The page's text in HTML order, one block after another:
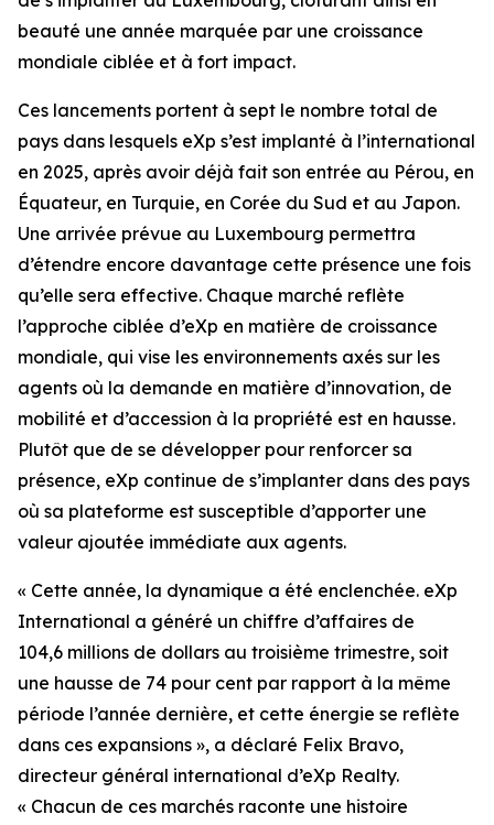
beauté une année marquée par une croissance
mondiale ciblée et à fort impact.
Ces lancements portent à sept le nombre total de
pays dans lesquels eXp s’est implanté à l’international
en 2025, après avoir déjà fait son entrée au Pérou, en
Équateur, en Turquie, en Corée du Sud et au Japon.
Une arrivée prévue au Luxembourg permettra
d’étendre encore davantage cette présence une fois
qu’elle sera effective. Chaque marché reflète
l’approche ciblée d’eXp en matière de croissance
mondiale, qui vise les environnements axés sur les
agents où la demande en matière d’innovation, de
mobilité et d’accession à la propriété est en hausse.
Plutôt que de se développer pour renforcer sa
présence, eXp continue de s’implanter dans des pays
où sa plateforme est susceptible d’apporter une
valeur ajoutée immédiate aux agents.
« Cette année, la dynamique a été enclenchée. eXp
International a généré un chiffre d’affaires de
104,6 millions de dollars au troisième trimestre, soit
une hausse de 74 pour cent par rapport à la même
période l’année dernière, et cette énergie se reflète
dans ces expansions », a déclaré Felix Bravo,
directeur général international d’eXp Realty.
« Chacun de ces marchés raconte une histoire